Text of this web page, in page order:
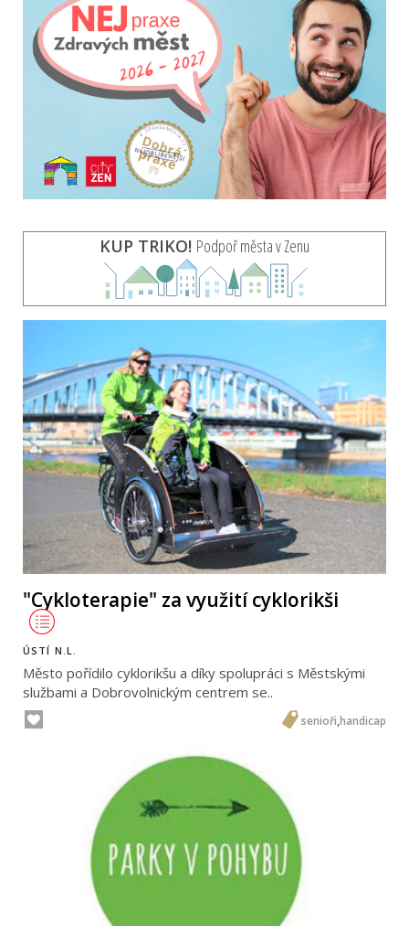
KUP TRIKO! Podpoř města v Zenu
"Cykloterapie" za využití cyklorikši
ÚSTÍ N.L.
Město pořídilo cyklorikšu a díky spolupráci s Městskými
službami a Dobrovolnickým centrem se..
senioři,handicap